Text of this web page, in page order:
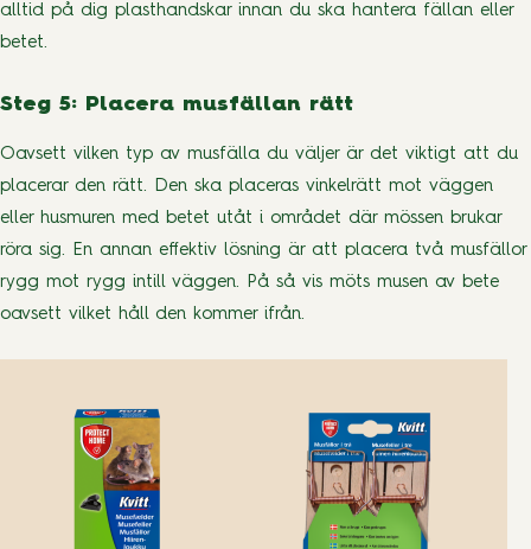
alltid på dig plasthandskar innan du ska hantera fällan eller
betet.
Steg 5: Placera musfällan rätt
Oavsett vilken typ av musfälla du väljer är det viktigt att du
placerar den rätt. Den ska placeras vinkelrätt mot väggen
eller husmuren med betet utåt i området där mössen brukar
röra sig. En annan effektiv lösning är att placera två musfällor
rygg mot rygg intill väggen. På så vis möts musen av bete
oavsett vilket håll den kommer ifrån.